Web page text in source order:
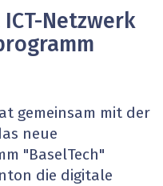
Netzwerk
gemeinsam mit der
neue
"BaselTech"
die digitale